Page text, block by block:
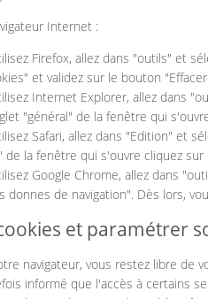
Internet :
Firefox, allez dans "outils" et
et validez sur le bouton
Internet Explorer, allez dans
"général" de la fenêtre qui
Safari, allez dans "Edition" et
de la fenêtre qui s'ouvre cliquez
Google Chrome, allez dans
donnes de navigation". Dès lors,
et paramétrer
navigateur, vous restez libre de
informé que l'accès à certains